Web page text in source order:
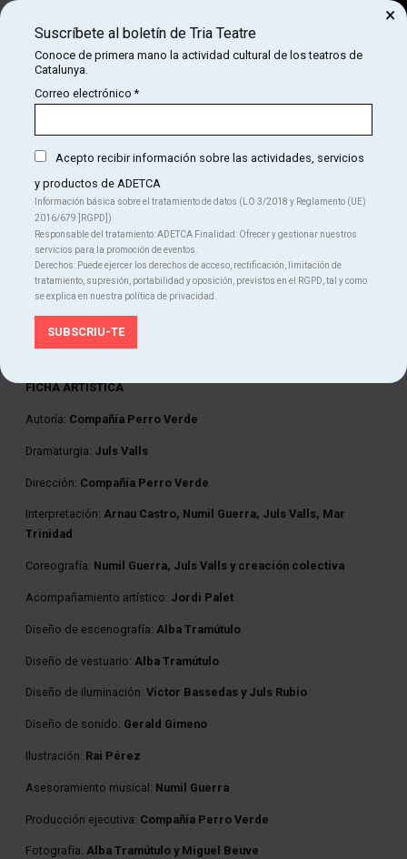
Buscar
CARTELERA
HOME SWEET HOME
Del JU 03.07.25 al SA 05.07.25 | 20:00 h
Teatre Eòlia
Duración:45 min
Danza
Idiomas
Catalán Castellano
FICHA ARTÍSTICA
Autoría: Compañía Perro Verde
Dramaturgia: Juls Valls
Dirección: Compañía Perro Verde
Interpretación: Arnau Castro, Numil Guerra, Juls Valls, Mar
Trinidad
Coreografía: Numil Guerra, Juls Valls y creación colectiva
Acompañamiento artístico: Jordi Palet
Diseño de escenografía: Alba Tramútulo
Diseño de vestuario: Alba Tramútulo
Diseño de iluminación: Víctor Bassedas y Juls Rubio
Diseño de sonido: Gerald Gimeno
Ilustración: Rai Pérez
Asesoramiento musical: Numil Guerra
Producción ejecutiva: Compañía Perro Verde
Fotografía: Alba Tramútulo y Miguel Beuve
Suscríbete al boletín de Tria Teatre
Conoce de primera mano la actividad cultural de los teatros de
Catalunya.
Correo electrónico*
Acepto recibir información sobre las actividades, servicios
y productos de ADETCA
Información básica sobre el tratamiento de datos (LO 3/2018 y Reglamento (UE)
2016/679 ]RGPD])
Responsable del tratamiento: ADETCA Finalidad: Ofrecer y gestionar nuestros
servicios para la promoción de eventos.
Derechos: Puede ejercer los derechos de acceso, rectificación, limitación de
tratamiento, supresión, portabilidad y oposición, previstos en el RGPD, tal y como
se explica en nuestra política de privacidad.
×